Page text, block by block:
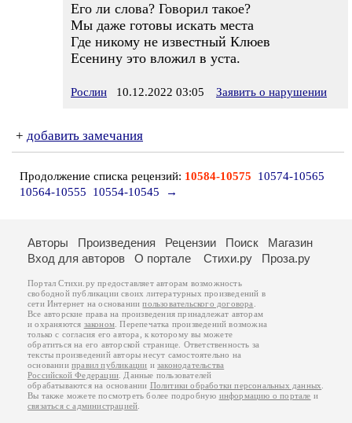
Его ли слова? Говорил такое?
Мы даже готовы искать места
Где никому не известный Клюев
Есенину это вложил в уста.
Рослин 10.12.2022 03:05 Заявить о нарушении
+ добавить замечания
Продолжение списка рецензий: 10584-10575
10574-10565
10564-10555
10554-10545 →
Авторы Произведения Рецензии Поиск
Магазин
Вход для авторов
О портале Стихи.ру Проза.ру
Портал Стихи.ру предоставляет авторам возможность
свободной публикации своих литературных произведений в
сети Интернет на основаниипользовательского договора
Все авторские права на произведения принадлежат авторам
и охраняются законом . Перепечатка произведений возможна
только с согласия его автора, к которому вы можете
обратиться на его авторской странице. Ответственность за
тексты произведений авторы несут самостоятельно на
основанииправил публикации изаконодательства
Российской Федерации . Данные пользователей
обрабатываются на основании Политики обработки персональных данных
Вы также можете посмотреть более подробную информацию о портале и
связаться с администрацией